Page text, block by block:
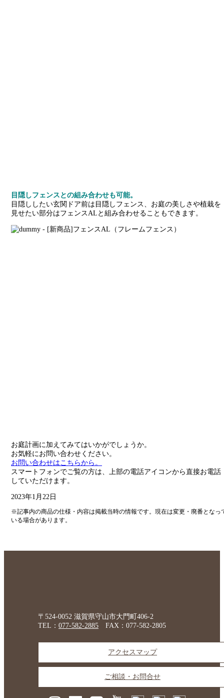
目隠しフェンスとの組み合わせも可能。
目隠ししたい玄関ドア前は目隠しフェンス、お庭の美しさや植栽を
見せたい部分はフェンスALと組み合わせることもできます。
お庭計画に加えてみてはいかがでしょうか。
お気軽にお問い合わせください。
お問い合わせはこちらから。
スマートフォンでご覧の方は、上部の電話アイコンから直接お電話
していただけます。
2023年1月22日
※記事内の商品の仕様・内容は掲載当時の情報です。現在は変更・廃番となっ
いる場合があります。
〒524-0052 滋賀県守山市大門町406-2
TEL： 077-582-2885 FAX：077-582-2805
アクセスマップ
ご相談・お問合せ